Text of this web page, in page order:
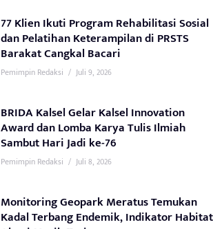
77 Klien Ikuti Program Rehabilitasi Sosial
dan Pelatihan Keterampilan di PRSTS
Barakat Cangkal Bacari
Pemimpin Redaksi / Juli 9, 2026
BRIDA Kalsel Gelar Kalsel Innovation
Award dan Lomba Karya Tulis Ilmiah
Sambut Hari Jadi ke-76
Pemimpin Redaksi / Juli 8, 2026
Monitoring Geopark Meratus Temukan
Kadal Terbang Endemik, Indikator Habitat